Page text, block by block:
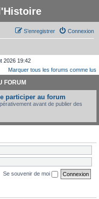
Connexion
S’enregistrer
2026 19:42
Marquer tous les forums comme lus
FORUM
participer au forum
avant de publier des
Se souvenir de moi